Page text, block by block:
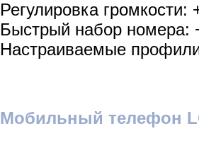
Регулировка громкости:
Быстрый набор номера:
Настраиваемые
Мобильный телефон